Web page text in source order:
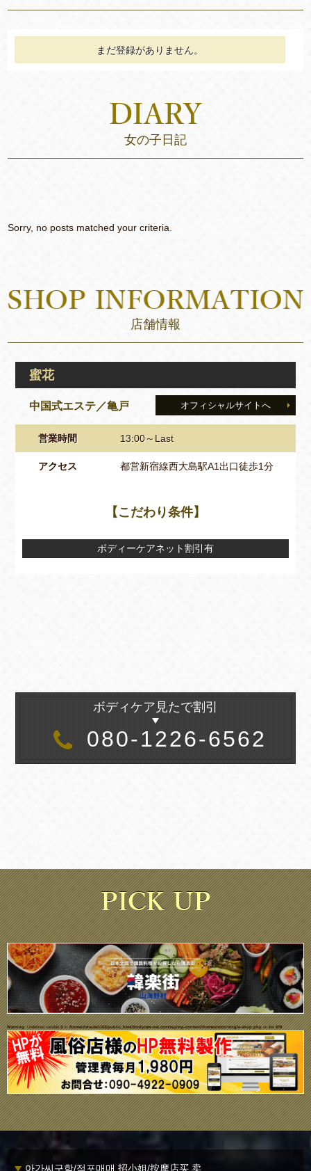
まだ登録がありません。
女の子日記
Sorry, no posts matched your criteria.
店舗情報
蜜花
オフィシャルサイトへ
中国式エステ／亀戸
営業時間 13:00～Last
アクセス 都営新宿線西大島駅A1出口徒歩1分
【こだわり条件】
ボディーケアネット割引有
ボディケア見たで割引
080-1226-6562
Warning: Undefined variable $i in/home/daisuke1102/public_html/bodycare-net.com/wp/wp-content/themes/ecco/single-shop.phpon line679
아가씨구함/점포매매 招小姐/按摩店买,卖